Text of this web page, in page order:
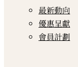
最新動向
優惠呈獻
會員計劃